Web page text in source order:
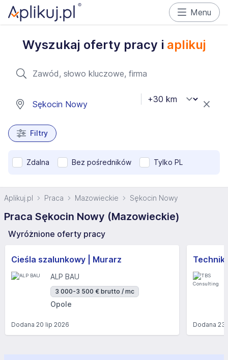
Menu
Wyszukaj oferty pracy i aplikuj
Filtry
Zdalna Bez pośredników Tylko PL
Aplikuj.pl Praca Mazowieckie Sękocin Nowy
Praca Sękocin Nowy (Mazowieckie)
Wyróżnione oferty pracy
Cieśla szalunkowy | Murarz
ALP BAU
3 000-3 500 € brutto / mc
Opole
Dodana 20 lip 2026 Dodana23